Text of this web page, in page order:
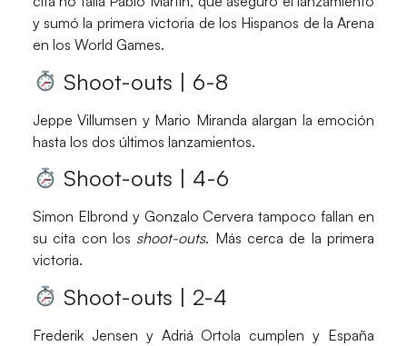
y sumó la primera victoria de los Hispanos de la Arena
en los World Games.
Shoot-outs | 6-8
Jeppe Villumsen y Mario Miranda alargan la emoción
hasta los dos últimos lanzamientos.
Shoot-outs | 4-6
Simon Elbrond y Gonzalo Cervera tampoco fallan en
su cita con los shoot-outs. Más cerca de la primera
victoria.
Shoot-outs | 2-4
Frederik Jensen y Adriá Ortola cumplen y España